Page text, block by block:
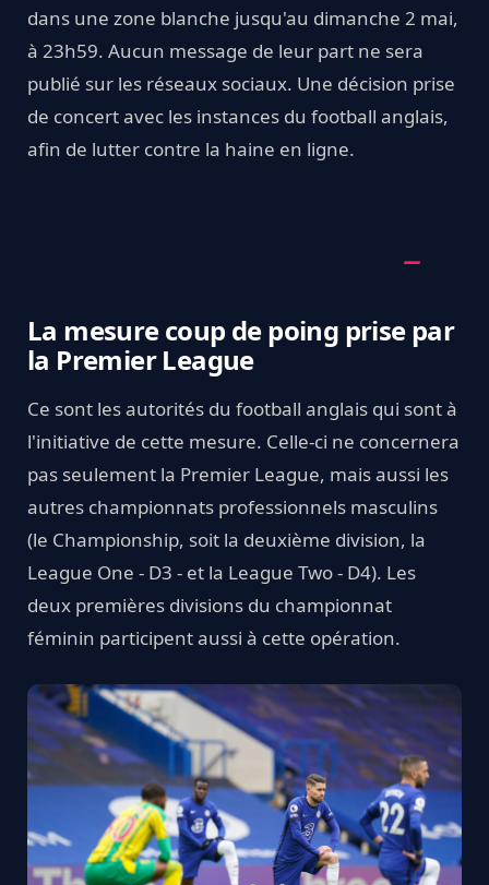
dans une zone blanche jusqu'au dimanche 2 mai,
à 23h59. Aucun message de leur part ne sera
publié sur les réseaux sociaux. Une décision prise
de concert avec les instances du football anglais,
afin de lutter contre la haine en ligne.
La mesure coup de poing prise par
la Premier League
Ce sont les autorités du football anglais qui sont à
l'initiative de cette mesure. Celle-ci ne concernera
pas seulement la Premier League, mais aussi les
autres championnats professionnels masculins
(le Championship, soit la deuxième division, la
League One - D3 - et la League Two - D4). Les
deux premières divisions du championnat
féminin participent aussi à cette opération.